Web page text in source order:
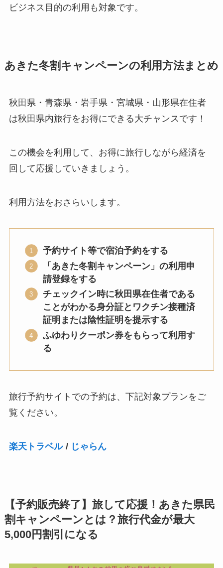
ビジネス目的の利用も対象です。
あきた冬割キャンペーンの利用方法まとめ
秋田県・青森県・岩手県・宮城県・山形県在住者
は秋田県内旅行をお得にできる大チャンスです！
この機会を利用して、お得に旅行しながら経済を
回して応援していきましょう。
利用方法をおさらいします。
予約サイト等で宿泊予約をする
「あきた冬割キャンペーン」の利用申
請登録をする
チェックイン時に秋田県在住者である
ことがわかる身分証とワクチン接種済
証明または陰性証明を提示する
ふゆわりクーポン券をもらって利用す
る
旅行予約サイトでの予約は、下記対象プランをご
覧ください。
楽天トラベル/ じゃらん
【予約販売終了】旅して応援！あきた県民
割キャンペーンとは？旅行代金が最大
5,000円割引になる